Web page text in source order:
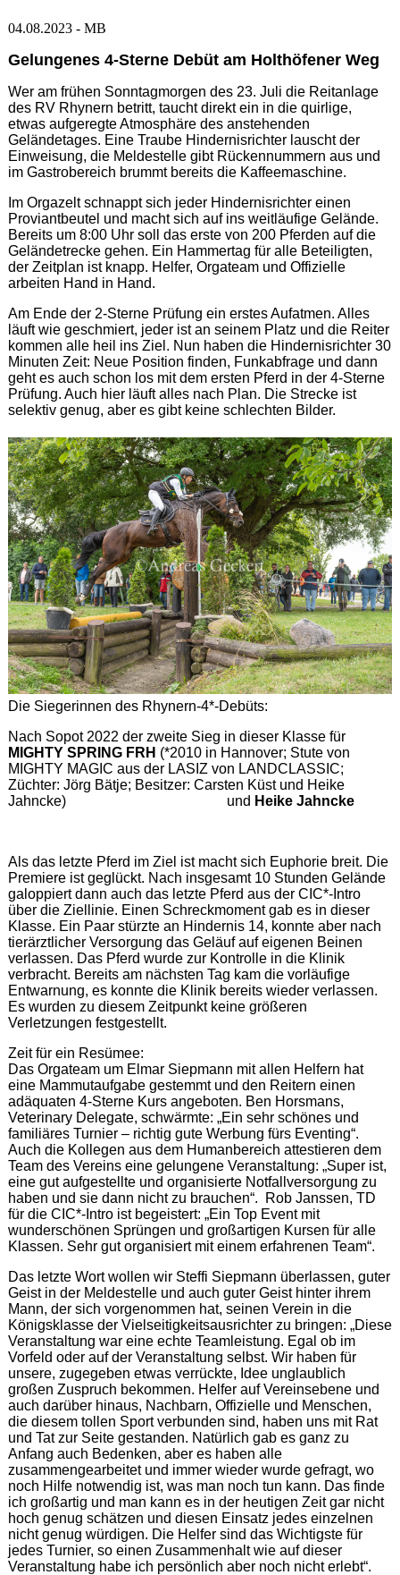
04.08.2023 - MB
Gelungenes 4-Sterne Debüt am Holthöfener Weg
Wer am frühen Sonntagmorgen des 23. Juli die Reitanlage
des RV Rhynern betritt, taucht direkt ein in die quirlige,
etwas aufgeregte Atmosphäre des anstehenden
Geländetages. Eine Traube Hindernisrichter lauscht der
Einweisung, die Meldestelle gibt Rückennummern aus und
im Gastrobereich brummt bereits die Kaffeemaschine.
Im Orgazelt schnappt sich jeder Hindernisrichter einen
Proviantbeutel und macht sich auf ins weitläufige Gelände.
Bereits um 8:00 Uhr soll das erste von 200 Pferden auf die
Geländetrecke gehen. Ein Hammertag für alle Beteiligten,
der Zeitplan ist knapp. Helfer, Orgateam und Offizielle
arbeiten Hand in Hand.
Am Ende der 2-Sterne Prüfung ein erstes Aufatmen. Alles
läuft wie geschmiert, jeder ist an seinem Platz und die Reiter
kommen alle heil ins Ziel. Nun haben die Hindernisrichter 30
Minuten Zeit: Neue Position finden, Funkabfrage und dann
geht es auch schon los mit dem ersten Pferd in der 4-Sterne
Prüfung. Auch hier läuft alles nach Plan. Die Strecke ist
selektiv genug, aber es gibt keine schlechten Bilder.
Die Siegerinnen des Rhynern-4*-Debüts:
Nach Sopot 2022 der zweite Sieg in dieser Klasse für
MIGHTY SPRING FRH (*2010 in Hannover; Stute von
MIGHTY MAGIC aus der LASIZ von LANDCLASSIC;
Züchter: Jörg Bätje; Besitzer: Carsten Küst und Heike
Jahncke) und Heike Jahncke
Als das letzte Pferd im Ziel ist macht sich Euphorie breit. Die
Premiere ist geglückt. Nach insgesamt 10 Stunden Gelände
galoppiert dann auch das letzte Pferd aus der CIC*-Intro
über die Ziellinie. Einen Schreckmoment gab es in dieser
Klasse. Ein Paar stürzte an Hindernis 14, konnte aber nach
tierärztlicher Versorgung das Geläuf auf eigenen Beinen
verlassen. Das Pferd wurde zur Kontrolle in die Klinik
verbracht. Bereits am nächsten Tag kam die vorläufige
Entwarnung, es konnte die Klinik bereits wieder verlassen.
Es wurden zu diesem Zeitpunkt keine größeren
Verletzungen festgestellt.
Zeit für ein Resümee:
Das Orgateam um Elmar Siepmann mit allen Helfern hat
eine Mammutaufgabe gestemmt und den Reitern einen
adäquaten 4-Sterne Kurs angeboten. Ben Horsmans,
Veterinary Delegate, schwärmte: „Ein sehr schönes und
familiäres Turnier – richtig gute Werbung fürs Eventing“.
Auch die Kollegen aus dem Humanbereich attestieren dem
Team des Vereins eine gelungene Veranstaltung: „Super ist,
eine gut aufgestellte und organisierte Notfallversorgung zu
haben und sie dann nicht zu brauchen“. Rob Janssen, TD
für die CIC*-Intro ist begeistert: „Ein Top Event mit
wunderschönen Sprüngen und großartigen Kursen für alle
Klassen. Sehr gut organisiert mit einem erfahrenen Team“.
Das letzte Wort wollen wir Steffi Siepmann überlassen, guter
Geist in der Meldestelle und auch guter Geist hinter ihrem
Mann, der sich vorgenommen hat, seinen Verein in die
Königsklasse der Vielseitigkeitsausrichter zu bringen: „Diese
Veranstaltung war eine echte Teamleistung. Egal ob im
Vorfeld oder auf der Veranstaltung selbst. Wir haben für
unsere, zugegeben etwas verrückte, Idee unglaublich
großen Zuspruch bekommen. Helfer auf Vereinsebene und
auch darüber hinaus, Nachbarn, Offizielle und Menschen,
die diesem tollen Sport verbunden sind, haben uns mit Rat
und Tat zur Seite gestanden. Natürlich gab es ganz zu
Anfang auch Bedenken, aber es haben alle
zusammengearbeitet und immer wieder wurde gefragt, wo
noch Hilfe notwendig ist, was man noch tun kann. Das finde
ich großartig und man kann es in der heutigen Zeit gar nicht
hoch genug schätzen und diesen Einsatz jedes einzelnen
nicht genug würdigen. Die Helfer sind das Wichtigste für
jedes Turnier, so einen Zusammenhalt wie auf dieser
Veranstaltung habe ich persönlich aber noch nicht erlebt“.